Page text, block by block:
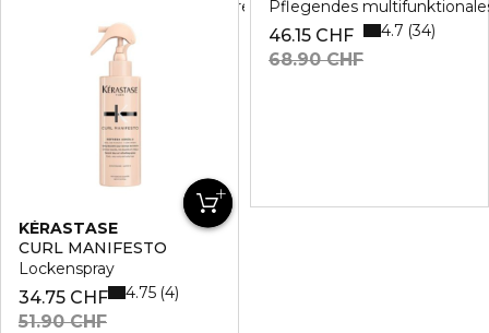
Lockenverstärkende, definierende Gel-Creme
34.75 CHF
51.90 CHF
5
Pflegendes
46.15 CHF
68.90 CHF
4.7 34
KÉRASTASE
CURL MANIFESTO
Lockenspray
34.75 CHF
51.90 CHF
4.75 4